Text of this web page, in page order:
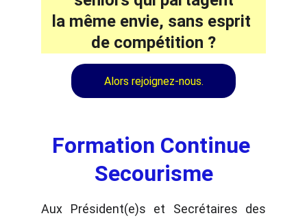
la même envie, sans esprit
de compétition ?
Alors rejoignez-nous.
Aux Président(e)s et Secrétaires des
Formation Continue
Secourisme